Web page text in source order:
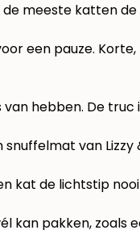
de meeste katten
een pauze.
hebben. De
van
kat de lichtstip
kan pakken, zoals